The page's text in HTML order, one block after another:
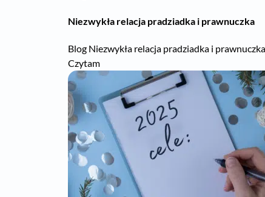
Niezwykła relacja pradziadka i prawnuczka
Blog Niezwykła relacja pradziadka i
Czytam